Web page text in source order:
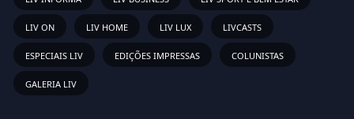
LIV ON LIV HOME LIV LUX LIVCASTS
ESPECIAIS LIV EDIÇÕES IMPRESSAS COLUNISTAS
GALERIA LIV